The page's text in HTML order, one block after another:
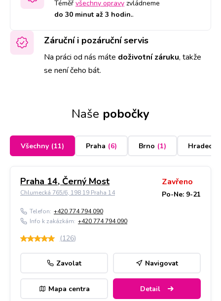
Téměř všechny opravy zvládneme
do 30 minut až 3 hodin..
Záruční i pozáruční servis
Na práci od nás máte doživotní záruku, takže
se není čeho bát.
Naše pobočky
Všechny (11) Praha (6) Brno (1) Hradec
Praha 14, Černý Most
Chlumecká 765/6, 198 19 Praha 14
Zavřeno
Po-Ne: 9-21
Telefon: +420 774 794 090
Info k zakázkám: +420 774 794 090
(126)
Zavolat Navigovat
Mapa centra Detail